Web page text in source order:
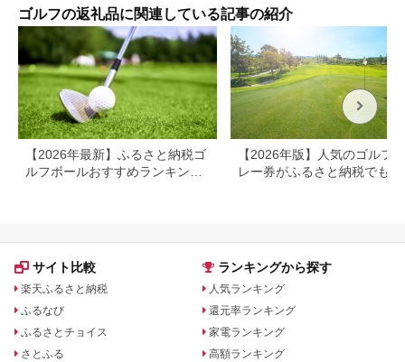
ルフ用品 ゴルフ場 ス
ポーツ マット 練習 日
本製 高品質 人気 ベス
トセラー 高知
MP1400L カーボンシ
ャフト レディス ゴル
フ用品 スポーツ用品
日本製 MADE IN
JAPAN 国産 ゴルフク
ラブ
フル 送料無料
ゴルフの返礼品に関連している記事の紹介
【2026年最新】ふるさと納税ゴ
ルフボールおすすめランキング
【2026年版】人気のゴルフ
レー券がふるさと納税でもら
サイト比較
楽天ふるさと納税
ふるなび
ふるさとチョイス
さとふる
ランキングから探す
人気ランキング
還元率ランキング
家電ランキング
高額ランキング